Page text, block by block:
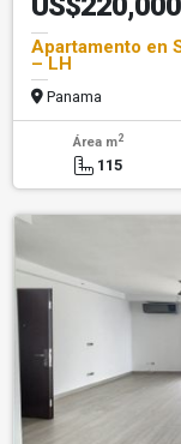
Apartamento en
– LH
Panama
Área m2
115